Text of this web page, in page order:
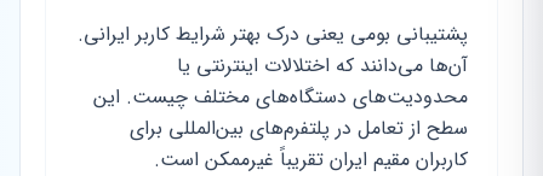
پشتیبانی بومی یعنی درک بهتر شرایط کاربر ایرانی.
آن‌ها می‌دانند که اختلالات اینترنتی یا
محدودیت‌های دستگاه‌های مختلف چیست. این
سطح از تعامل در پلتفرم‌های بین‌المللی برای
کاربران مقیم ایران تقریباً غیرممکن است.